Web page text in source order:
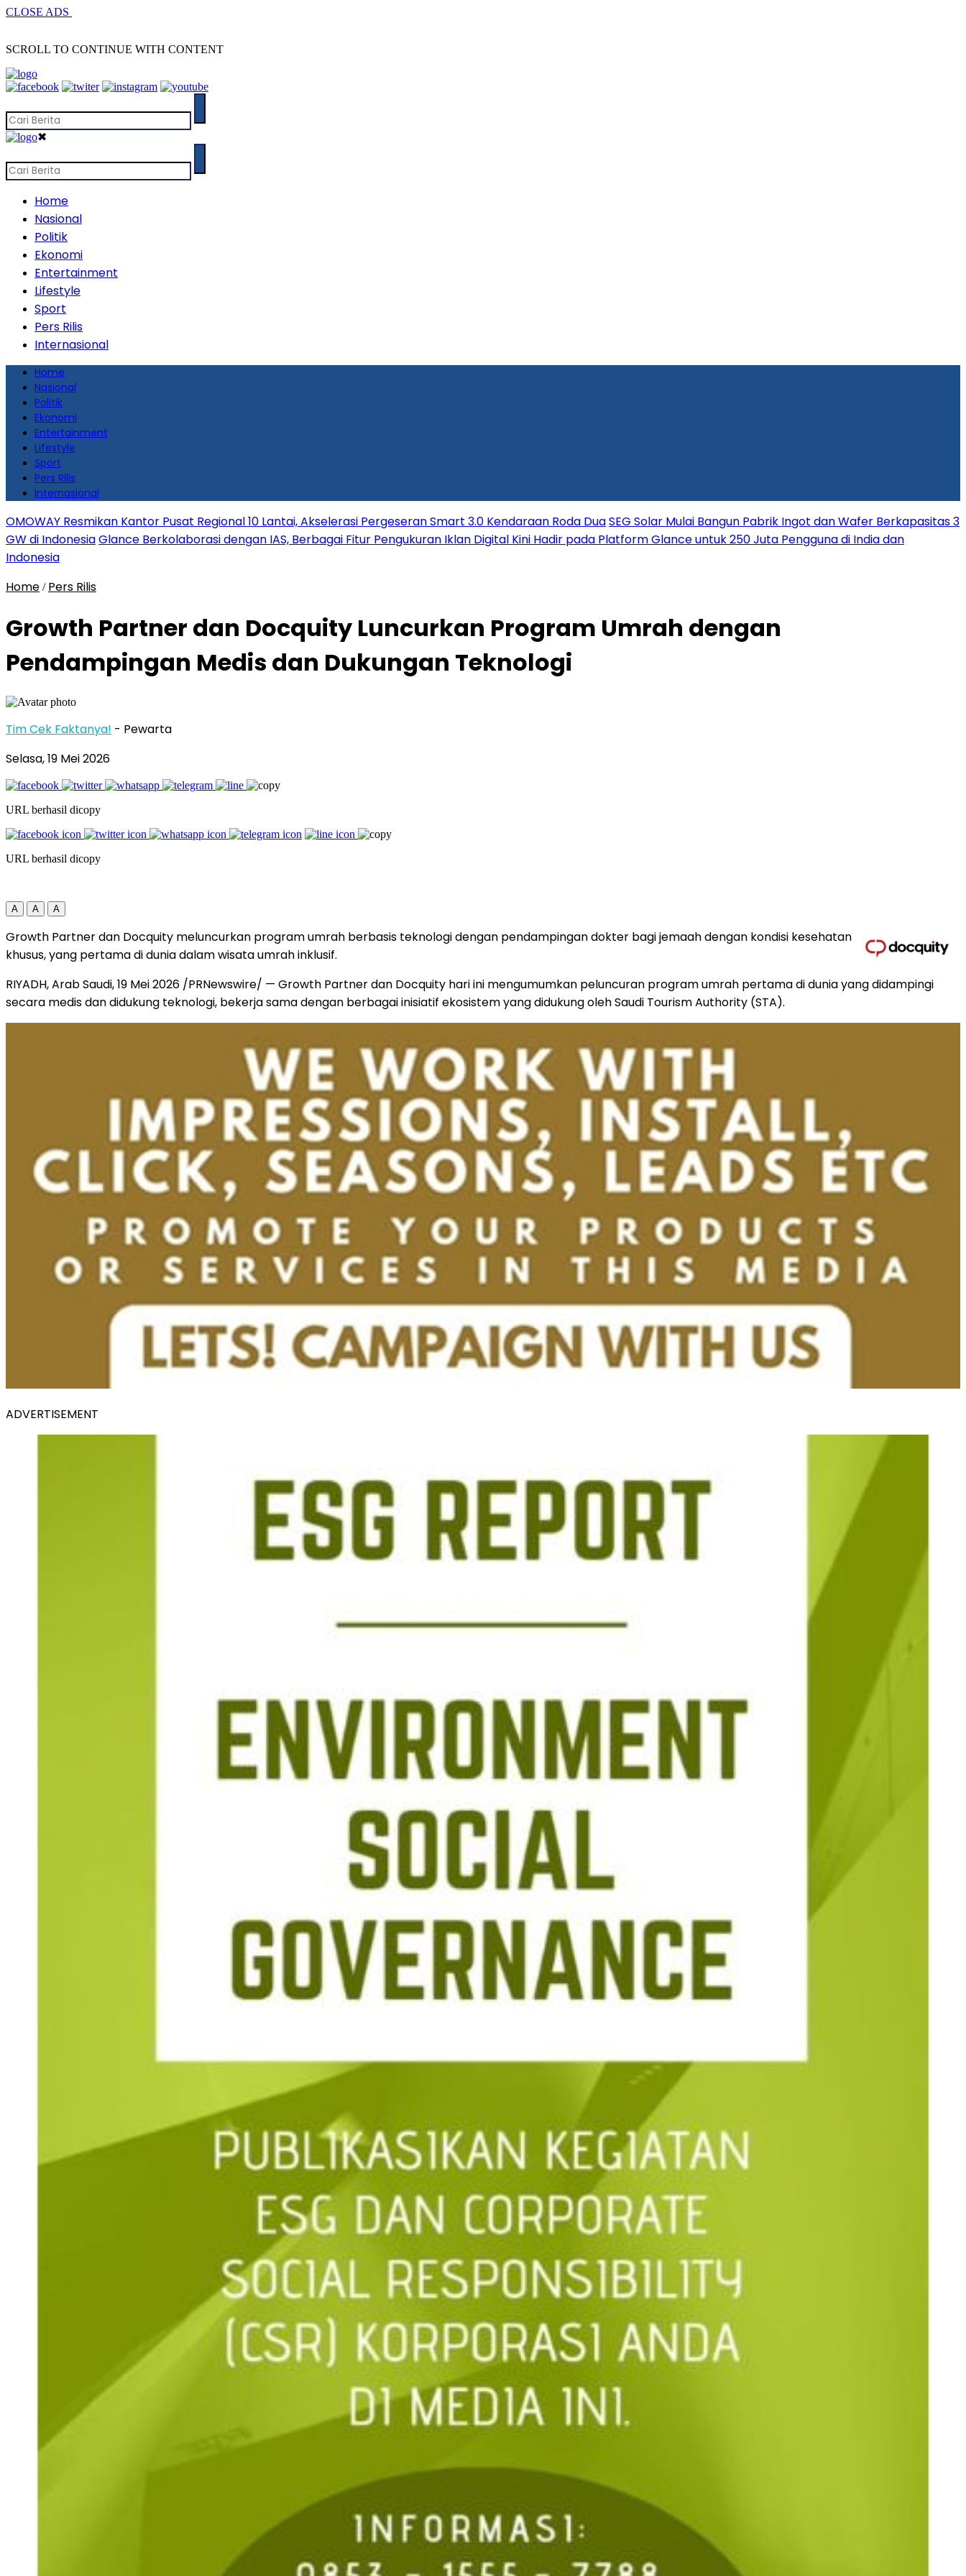
CLOSE ADS
SCROLL TO CONTINUE WITH CONTENT
✖
Home
Nasional
Politik
Ekonomi
Entertainment
Lifestyle
Sport
Pers Rilis
Internasional
Home
Nasional
Politik
Ekonomi
Entertainment
Lifestyle
Sport
Pers Rilis
Internasional
OMOWAY Resmikan Kantor Pusat Regional 10 Lantai, Akselerasi Pergeseran Smart 3.0 Kendaraan Roda DuaSEG Solar Mulai Bangun Pabrik Ingot dan Wafer Berkapasitas 3
GW di IndonesiaGlance Berkolaborasi dengan IAS, Berbagai Fitur Pengukuran Iklan Digital Kini Hadir pada Platform Glance untuk 250 Juta Pengguna di India dan
Indonesia
Home / Pers Rilis
Growth Partner dan Docquity Luncurkan Program Umrah dengan
Pendampingan Medis dan Dukungan Teknologi
Tim Cek Faktanya! - Pewarta
Selasa, 19 Mei 2026
URL berhasil dicopy
URL berhasil dicopy
A A A
Growth Partner dan Docquity meluncurkan program umrah berbasis teknologi dengan pendampingan dokter bagi jemaah dengan kondisi kesehatan
khusus, yang pertama di dunia dalam wisata umrah inklusif.
RIYADH, Arab Saudi, 19 Mei 2026 /PRNewswire/ — Growth Partner dan Docquity hari ini mengumumkan peluncuran program umrah pertama di dunia yang didampingi
secara medis dan didukung teknologi, bekerja sama dengan berbagai inisiatif ekosistem yang didukung oleh Saudi Tourism Authority (STA).
ADVERTISEMENT